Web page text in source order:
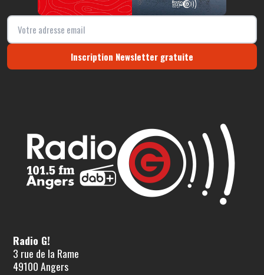
Inscription Newsletter gratuite
Radio G!
3 rue de la Rame
49100 Angers